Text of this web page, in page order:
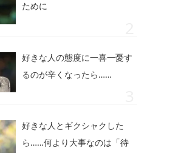
ために
好きな人の態度に一喜一憂す
るのが辛くなったら……
好きな人とギクシャクした
ら……何より大事なのは「待